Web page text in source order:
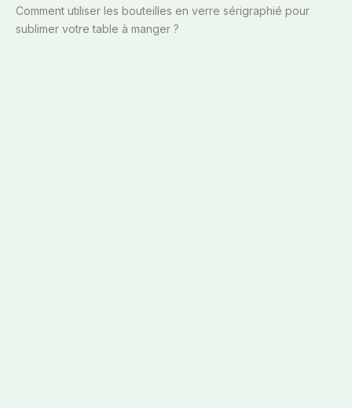
Comment utiliser les bouteilles en verre sérigraphié pour
sublimer votre table à manger ?